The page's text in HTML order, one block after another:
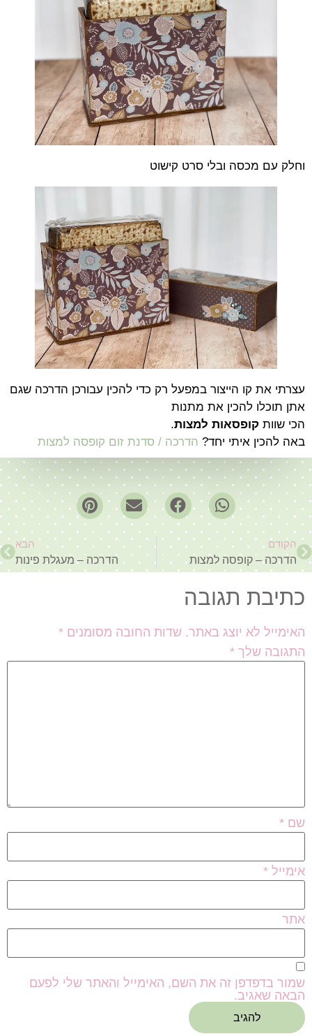
וחלק עם מכסה ובלי סרט קישוט
עצרתי את קו הייצור במפעל רק כדי להכין עבורכן הדרכה שגם
אתן תוכלו להכין את מתנות
הכי שוות קופסאות למצות.
באה להכין איתי יחד? הדרכה / סדנת זום קופסה למצות
הקודם
הדרכה – קופסה למצות
הבא
הדרכה – מעגלת פינות
כתיבת תגובה
האימייל לא יוצג באתר. שדות החובה מסומנים *
התגובה שלך *
שם *
אימייל *
אתר
שמור בדפדפן זה את השם, האימייל והאתר שלי לפעם
הבאה שאגיב.